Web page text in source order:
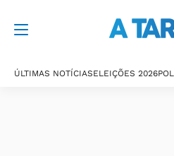
ÚLTIMAS NOTÍCIASELEIÇÕES 2026